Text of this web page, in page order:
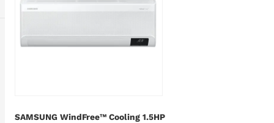
SAMSUNG WindFree™ Cooling 1.5HP